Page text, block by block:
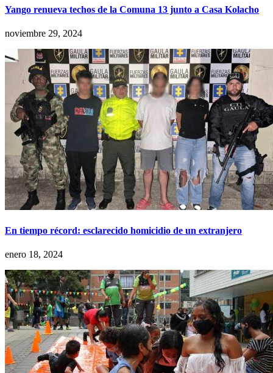
Yango renueva techos de la Comuna 13 junto a Casa Kolacho
noviembre 29, 2024
En tiempo récord: esclarecido homicidio de un extranjero
enero 18, 2024